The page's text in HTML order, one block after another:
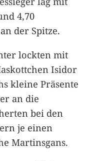
4,70
der Spitze.
lockten mit
Isidor
kleine Präsente
an die
bei den
je einen
Martinsgans.